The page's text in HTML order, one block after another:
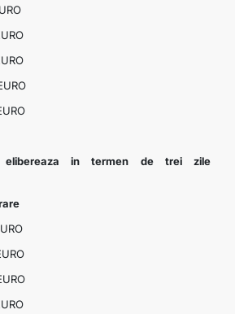
in termen de trei zile